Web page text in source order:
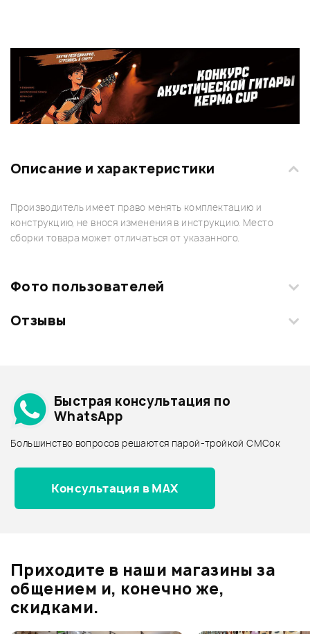
Описание и характеристики
Производитель имеет право менять комплектацию и
конструкцию, не внося изменения в инструкцию. Место
сборки товара может отличаться от указанного.
Фото пользователей
Загрузите свои фотографии купленного товара и получите
Отзывы
0.0
Архив товаров - дешевле
Архив товаров - дороже
Все товары INVOLIGHT
Архив товаров - новинки
Быстрая консультация по
WhatsApp
Большинство вопросов решаются парой-тройкой СМСок
Консультация в MAX
Приходите в наши магазины за
общением и, конечно же,
скидками.